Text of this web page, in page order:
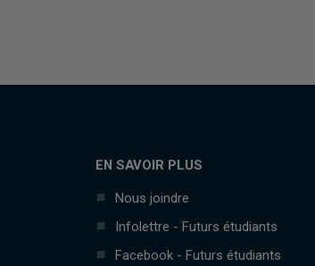
EN SAVOIR PLUS
Nous joindre
Infolettre - Futurs étudiants
Facebook - Futurs étudiants